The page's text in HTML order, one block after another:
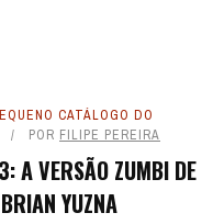
CATÁLOGO DO
POR FILIPE PEREIRA
A VERSÃO ZUMBI DE
YUZNA